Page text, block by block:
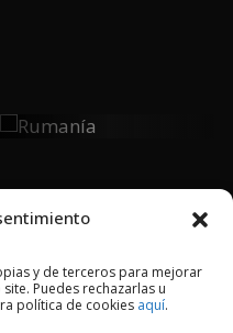
y de terceros para mejorar
Puedes rechazarlas u
política de cookies aquí.
Rumanía
SL
AVISO LEGAL